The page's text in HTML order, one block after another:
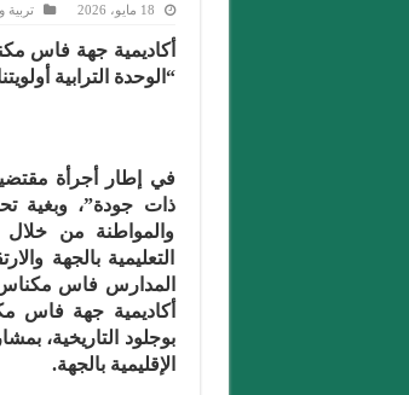
18 مايو، 2026 تربية
أكاديمية جهة فاس
“الوحدة الترابية
ذات جودة”، وبغية
والمواطنة من خلال
التعليمية بالجهة
المدارس فاس مكناس
أكاديمية جهة فاس
بوجلود التاريخية،
الإقليمية بالجهة.